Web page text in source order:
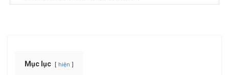
Mục lục hiện